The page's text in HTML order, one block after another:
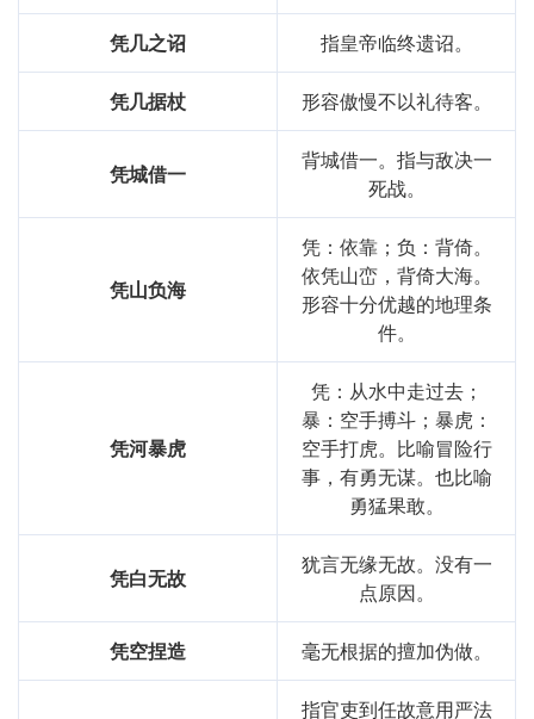
凭几之诏 指皇帝临终遗诏。
凭几据杖 形容傲慢不以礼待客。
凭城借一
背城借一。指与敌决一
死战。
凭山负海
凭：依靠；负：背倚。
依凭山峦，背倚大海。
形容十分优越的地理条
件。
凭河暴虎
凭：从水中走过去；
暴：空手搏斗；暴虎：
空手打虎。比喻冒险行
事，有勇无谋。也比喻
勇猛果敢。
凭白无故
犹言无缘无故。没有一
点原因。
凭空捏造 毫无根据的擅加伪做。
指官吏到任故意用严法